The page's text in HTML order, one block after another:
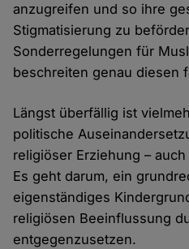
anzugreifen und so ihre
Stigmatisierung zu
Sonderregelungen für
beschreiten genau diesen
Längst überfällig ist
politische
religiöser Erziehung –
Es geht darum, ein
eigenständiges
religiösen Beeinflussung
entgegenzusetzen.